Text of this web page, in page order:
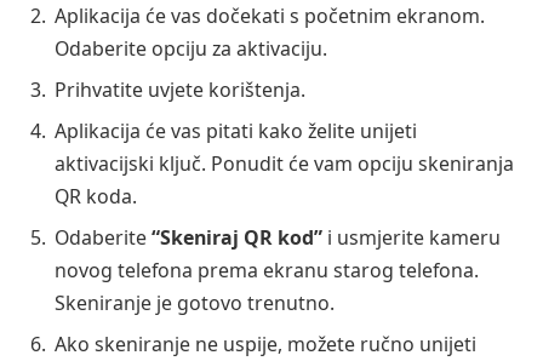
Aplikacija će vas dočekati s početnim ekranom.
Odaberite opciju za aktivaciju.
Prihvatite uvjete korištenja.
Aplikacija će vas pitati kako želite unijeti
aktivacijski ključ. Ponudit će vam opciju skeniranja
QR koda.
Odaberite“Skeniraj QR kod” i usmjerite kameru
novog telefona prema ekranu starog telefona.
Skeniranje je gotovo trenutno.
Ako skeniranje ne uspije, možete ručno unijeti